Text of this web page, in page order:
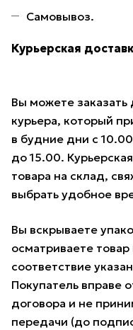
Самовывоз.
Курьерская
Вы можете
курьера, который
в будние дни с
до 15.00.
товара на склад,
выбрать удобное
Вы вскрываете
осматриваете
соответствие
Покупатель вправе
договора и не
передачи (до